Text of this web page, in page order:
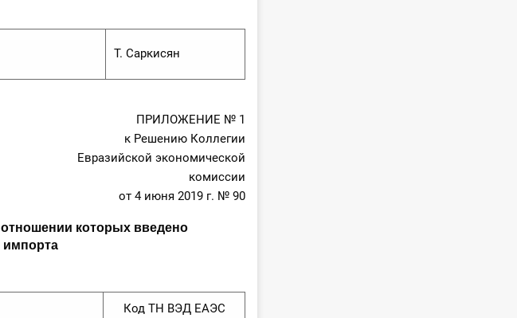
Т. Саркисян
ПРИЛОЖЕНИЕ № 1
к Решению Коллегии
Евразийской экономической
комиссии
от 4 июня 2019 г. № 90
которых введено
импорта
Код ТН ВЭД ЕАЭС